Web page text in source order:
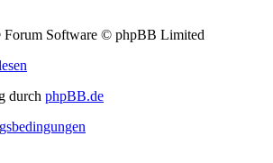
Software © phpBB Limited
durch phpBB.de